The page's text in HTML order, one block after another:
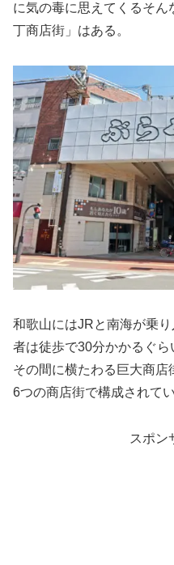
に気の毒に思えてくるそん
丁商店街」はある。
和歌山にはJRと南海が乗
者は徒歩で30分かかるぐら
その間に横たわる巨大商店
6つの商店街で構成されてい
スポン